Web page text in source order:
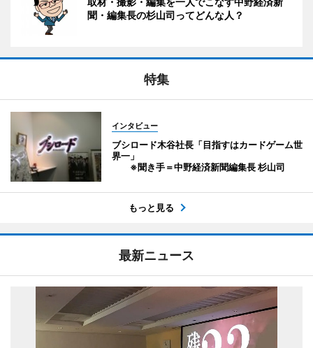
聞・編集長の杉山司ってどんな人？
特集
インタビュー
ブシロード木谷社長「目指すはカードゲーム世
界一」
※聞き手＝中野経済新聞編集長 杉山司
もっと見る
最新ニュース